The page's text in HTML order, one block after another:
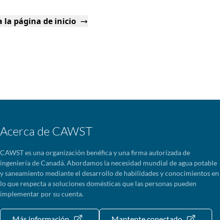
la página de inicio
Acerca de CAWST
CAWST es una organización benéfica y una firma autorizada de
ingeniería de Canadá. Abordamos la necesidad mundial de agua potable
y saneamiento mediante el desarrollo de habilidades y conocimientos en
lo que respecta a soluciones domésticas que las personas pueden
implementar por su cuenta.